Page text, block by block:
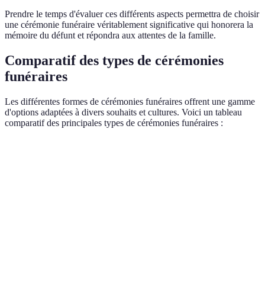
Prendre le temps d'évaluer ces différents aspects permettra de choisir
une cérémonie funéraire véritablement significative qui honorera la
mémoire du défunt et répondra aux attentes de la famille.
Comparatif des types de cérémonies
funéraires
Les différentes formes de cérémonies funéraires offrent une gamme
d'options adaptées à divers souhaits et cultures. Voici un tableau
comparatif des principales types de cérémonies funéraires :